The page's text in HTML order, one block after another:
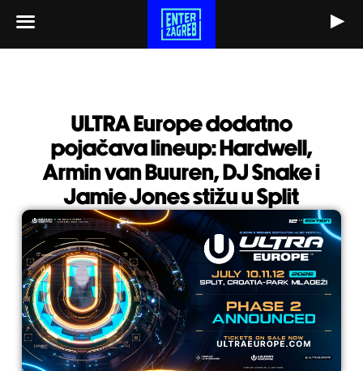
content
ULTRA Europe dodatno
pojačava lineup: Hardwell,
Armin van Buuren, DJ Snake i
Jamie Jones stižu u Split